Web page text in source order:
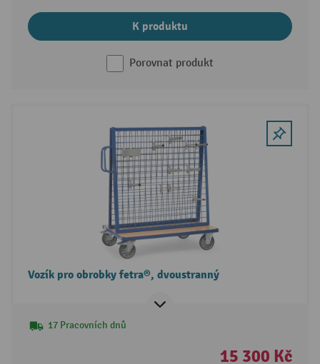
K produktu
Porovnat produkt
Vozík pro obrobky fetra®, dvoustranný
17 Pracovních dnů
15 300 Kč